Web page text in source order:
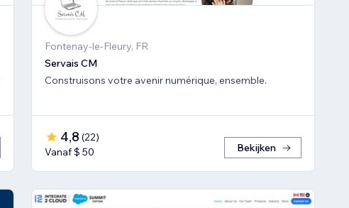
Fontenay-le-Fleury, FR
Servais CM
Construisons votre avenir numérique, ensemble.
4,8 (22)
Vanaf $ 50
Bekijken